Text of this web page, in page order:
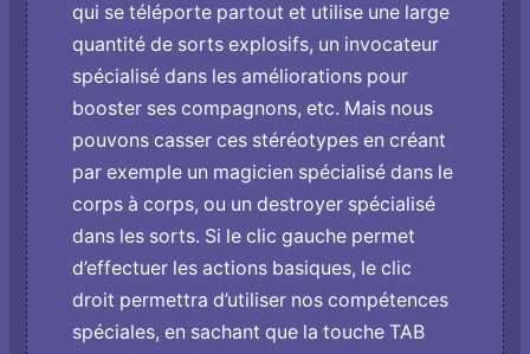
qui se téléporte partout et utilise une large
quantité de sorts explosifs, un invocateur
spécialisé dans les améliorations pour
booster ses compagnons, etc. Mais nous
pouvons casser ces stéréotypes en créant
par exemple un magicien spécialisé dans le
corps à corps, ou un destroyer spécialisé
dans les sorts. Si le clic gauche permet
d’effectuer les actions basiques, le clic
droit permettra d’utiliser nos compétences
spéciales, en sachant que la touche TAB